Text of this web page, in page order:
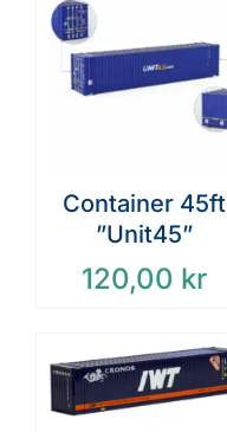
Container 45ft
”Unit45”
120,00 kr